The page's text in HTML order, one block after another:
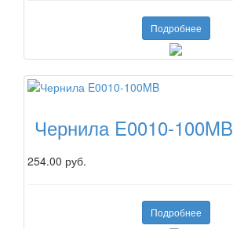
Подробнее
Чернила E0010-100MB
254.00 руб.
Подробнее